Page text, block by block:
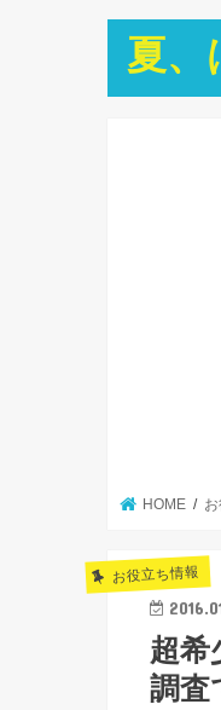
夏、
HOME
お役立ち情報
超希
調査